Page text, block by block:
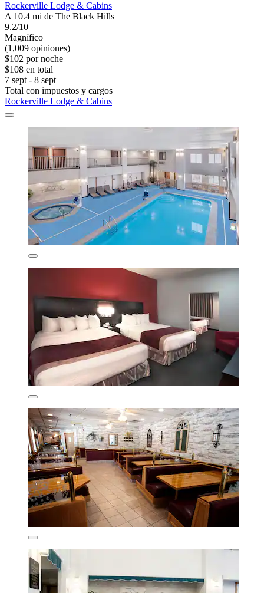
Rockerville Lodge & Cabins
A 10.4 mi de The Black Hills
9.2/10
Magnífico
(1,009 opiniones)
$102 por noche
$108 en total
7 sept - 8 sept
Total con impuestos y cargos
Rockerville Lodge & Cabins